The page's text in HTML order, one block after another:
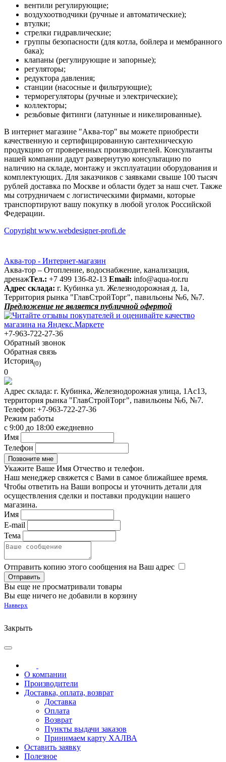
вентили регулирующие;
воздухоотводчики (ручные и автоматические);
втулки;
стрелки гидравлические;
группы безопасности (для котла, бойлера и мембранного
бака);
клапаны (регулирующие и запорные);
регуляторы;
редуктора давления;
станции (насосные и фильтрующие);
терморегуляторы (ручные и электрические);
коллекторы;
резьбовые фитинги (латунные и никелированные).
В интернет магазине "Аква-тор" вы можете приобрести
качественную и сертифицированную сантехническую
продукцию от проверенных производителей. Консультанты
нашей компании дадут развернутую консультацию по
наличию на складе, монтажу и эксплуатации оборудования и
комплектующих. Для заказчиков с заявками свыше 100 тысяч
рублей доставка по Москве и области будет за наш счет. Также
мы сотрудничаем с логистическими фирмами, которые
транспортируют вашу покупку в любой уголок Российской
Федерации.
Copyright www.webdesigner-profi.de
Аква-тор - Интернет-магазин
Аква-тор – Отопление, водоснабжение, канализация,
дренажТел.: +7 499 136-82-13 Email: info@aqua-tor.ru
Адрес склада: г. Кубинка ул. Железнодорожная д. 1а,
Территория рынка "ГлавСтройТорг", павильоны №6, №7.
Предложение не является публичной офертой
+7-963-722-27-36
Обратный звонок
Обратная связь
История(0)
0
Адрес склада: г. Кубинка, Железнодорожная улица, 1Ас13,
территория рынка "ГлавСтройТорг", павильоны №6, №7.
Телефон: +7-963-722-27-36
Режим работы
с 9:00 до 18:00 ежедневно
Имя
Телефон
Укажите Ваше Имя Отчество и телефон.
Наш менеджер свяжется с Вами в самое ближайшее время.
Чтобы ответить на Ваши вопросы и уточнить детали для
осуществления сделки и поставки продукции нашего
магазина.
Имя
E-mail
Тема
Отправить копию этого сообщения на Ваш адрес
Вы еще не просматривали товары
Вы еще ничего не добавили в корзину
Навверх
Закрыть
О компании
Производители
Доставка, оплата, возврат
Доставка
Оплата
Возврат
Пункты выдачи заказов
Принимаем карту ХАЛВА
Оставить заявку
Полезное